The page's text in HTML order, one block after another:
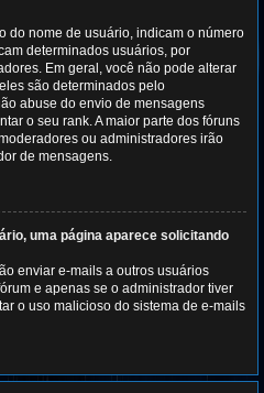
do nome de usuário, indicam o número
determinados usuários, por
Em geral, você não pode alterar
são determinados pelo
abuse do envio de mensagens
o seu rank. A maior parte dos fóruns
ou administradores irão
de mensagens.
uma página aparece solicitando
enviar e-mails a outros usuários
e apenas se o administrador tiver
o uso malicioso do sistema de e-mails